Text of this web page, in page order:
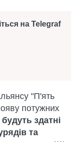
на Telegraf
"П'ять
потужних
будуть здатні
та